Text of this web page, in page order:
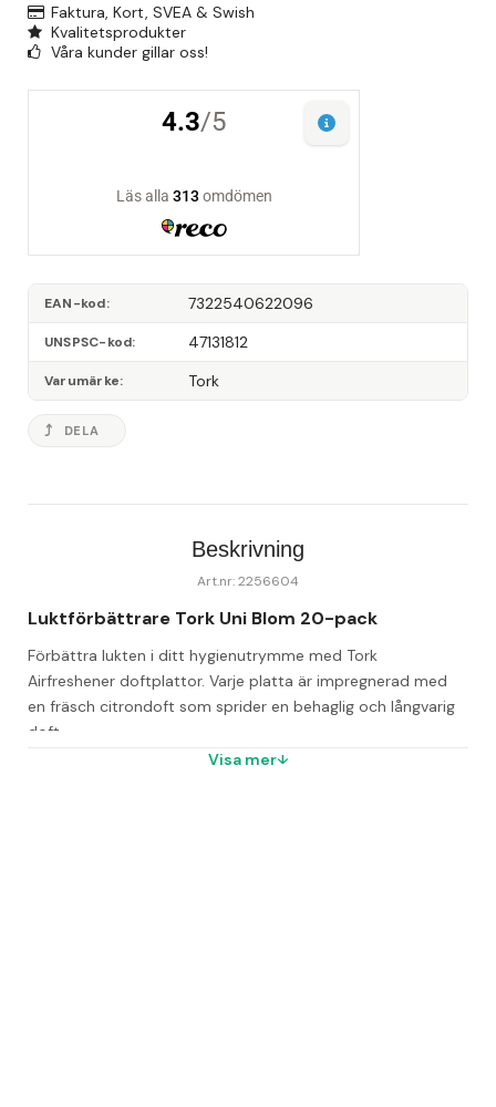
Faktura, Kort, SVEA & Swish
Kvalitetsprodukter
Våra kunder gillar oss!
EAN-kod 7322540622096
UNSPSC-kod 47131812
Varumärke Tork
DELA
Beskrivning
Art.nr: 2256604
Luktförbättrare Tork Uni Blom 20-pack
Förbättra lukten i ditt hygienutrymme med Tork
Airfreshener doftplattor. Varje platta är impregnerad med
en fräsch citrondoft som sprider en behaglig och långvarig
doft.
Visa mer